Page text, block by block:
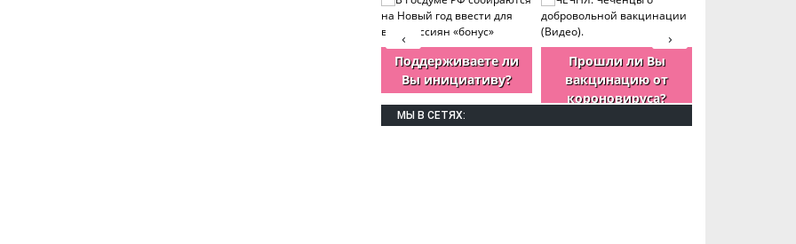
Поддерживаете ли
Вы инициативу?
Прошли ли Вы
вакцинацию от
короновируса?
›
‹
МЫ В СЕТЯХ: